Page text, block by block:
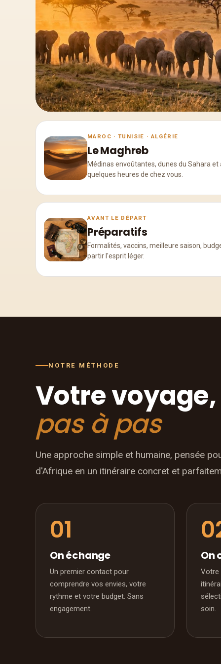
MAROC · TUNISIE · ALGÉRIE
Le Maghreb
Médinas envoûtantes, dunes du Sahara
quelques heures de chez vous.
AVANT LE DÉPART
Préparatifs
Formalités, vaccins, meilleure saison,
partir l'esprit léger.
NOTRE MÉTHODE
Votre
pas à pas
Une approche simple et humaine, pensée
d'Afrique en un itinéraire concret et
On échange
Un premier contact pour
comprendre vos envies, votre
rythme et votre budget. Sans
engagement.
On
Votre
soin.